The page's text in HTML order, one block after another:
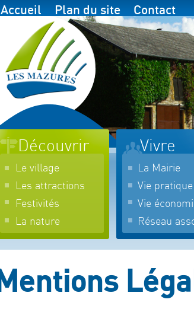
Accueil Plan du site Contact
Découvrir
Le village
Les attractions
Festivités
La nature
Vivre
La Mairie
Vie pratique
Vie
Réseau
Mentions